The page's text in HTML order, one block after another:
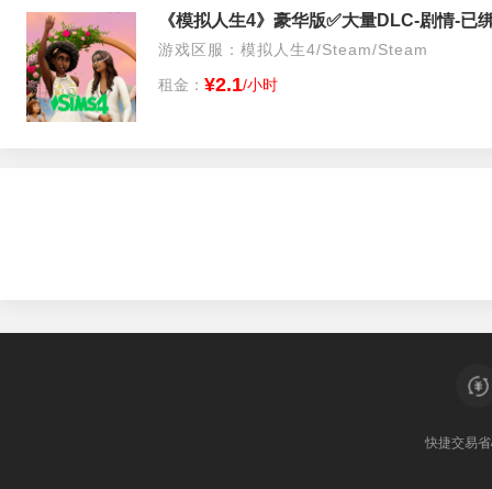
《模拟人生4》豪华版✅大量DLC-剧情-已
游戏区服：模拟人生4/Steam/Steam
租金： ¥2.1/小时
快捷交易